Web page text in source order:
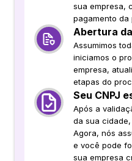
sua empresa,
pagamento da
Abertura
Assumimos
iniciamos o
empresa,
etapas do
Seu CNPJ
Após a
da sua
Agora, nós
e você pode
sua empresa